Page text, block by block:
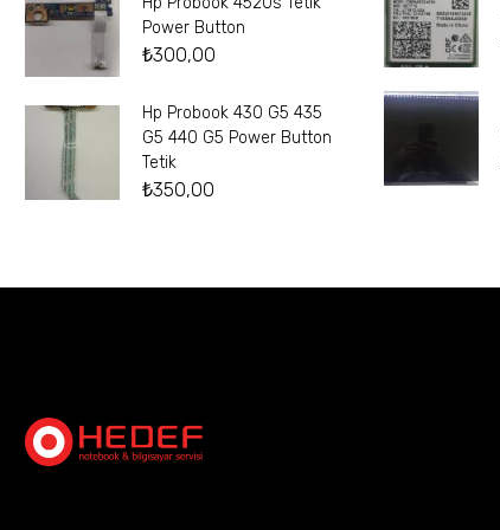
Power Button
₺300,00
Hp Probook 430 G5 435
G5 440 G5 Power Button
Tetik
₺350,00